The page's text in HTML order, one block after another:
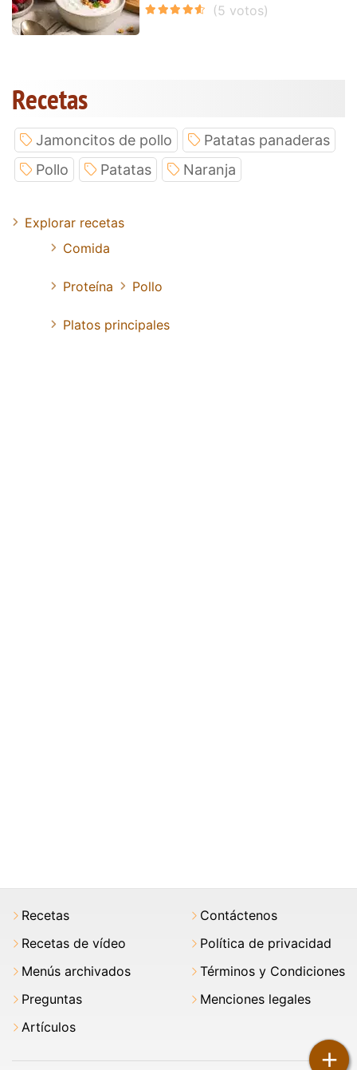
+
Recetas
Jamoncitos de pollo
Patatas panaderas
Pollo
Patatas Naranja
Explorar recetas
Comida
Proteína Pollo
Platos principales
Recetas
Recetas de vídeo
Menús archivados
Preguntas
Artículos
Contáctenos
Política de privacidad
Términos y Condiciones
Menciones legales